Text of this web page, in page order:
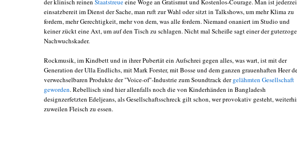
der klinisch reinen Staatstreueeine Woge an Gratismut und Kostenlos-Courage. Man ist
einsatzbereit im Dienst der Sache, man ruft zur Wahl oder sitzt in Talkshows, um mehr Klima zu
fordern, mehr Gerechtigkeit, mehr von dem, was alle fordern. Niemand onaniert im Studio und
keiner zückt eine Axt, um auf den Tisch zu schlagen. Nicht mal Scheiße sagt einer der
Nachwuchskader.
Rockmusik, im Kindbett und in ihrer Pubertät ein Aufschrei gegen alles, was wart, ist mit der
Generation der Ulla Endlichs, mit Mark Forster, mit Bosse und dem ganzen grauenhaften Heer
verwechselbaren Produkte der "Voice-of"-Industrie zum Soundtrack dergelähmten Gesellschaft
geworden. Rebellisch sind hier allenfalls noch die von Kinderhänden in Bangladesh
designzerfetzten Edeljeans, als Gesellschaftsschreck gilt schon, wer provokativ gesteht,
zuweilen Fleisch zu essen.